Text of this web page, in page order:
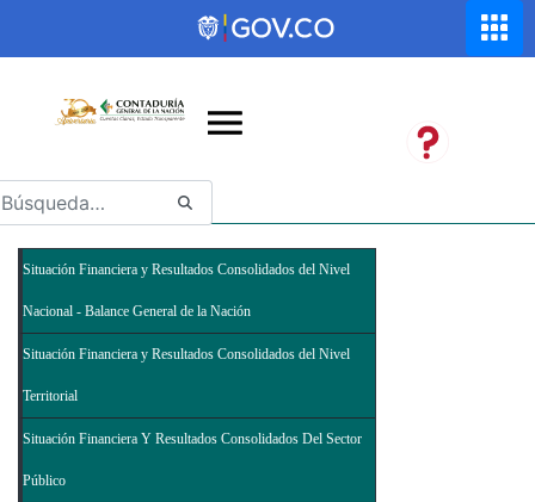
Saltar al contenido principal
Abrir menú de accesibilidad
Situación Financiera y Resultados Consolidados del Nivel
Nacional - Balance General de la Nación
Situación Financiera y Resultados Consolidados del Nivel
Territorial
Situación Financiera Y Resultados Consolidados Del Sector
Público